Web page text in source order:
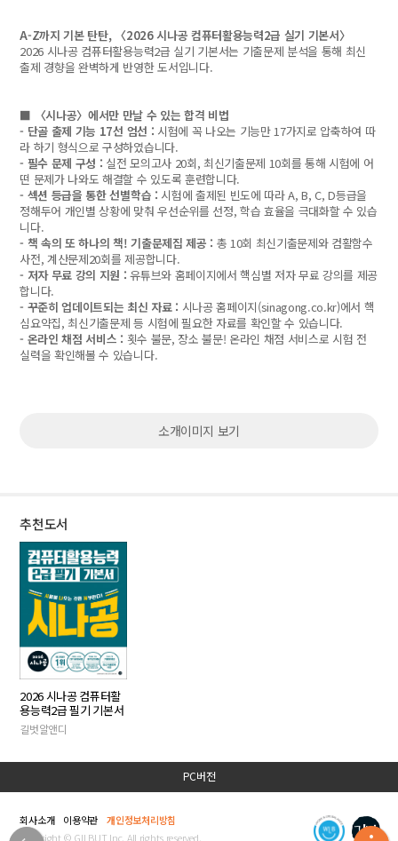
A-Z까지 기본 탄탄, 〈2026 시나공 컴퓨터활용능력2급 실기 기본서〉
2026 시나공 컴퓨터활용능력2급 실기 기본서는 기출문제 분석을 통해 최신
출제 경향을 완벽하게 반영한 도서입니다.
■ 〈시나공〉에서만 만날 수 있는 합격 비법
- 단골 출제 기능 17선 엄선 : 시험에 꼭 나오는 기능만 17가지로 압축하여 따
라 하기 형식으로 구성하였습니다.
- 필수 문제 구성 : 실전 모의고사 20회, 최신기출문제 10회를 통해 시험에 어
떤 문제가 나와도 해결할 수 있도록 훈련합니다.
- 섹션 등급을 통한 선별학습 : 시험에 출제된 빈도에 따라 A, B, C, D등급을
정해두어 개인별 상황에 맞춰 우선순위를 선정, 학습 효율을 극대화할 수 있습
니다.
- 책 속의 또 하나의 책! 기출문제집 제공 : 총 10회 최신기출문제와 컴활함수
사전, 계산문제20회를 제공합니다.
- 저자 무료 강의 지원 :유튜브와 홈페이지에서 핵심별 저자 무료 강의를 제공
합니다.
- 꾸준히 업데이트되는 최신 자료 : 시나공 홈페이지(sinagong.co.kr)에서 핵
심요약집, 최신기출문제 등 시험에 필요한 자료를 확인할 수 있습니다.
- 온라인 채점 서비스 : 횟수 불문, 장소 불문! 온라인 채점 서비스로 시험 전
실력을 확인해볼 수 있습니다.
소개이미지 보기
추천도서
2026 시나공 컴퓨터활
용능력2급 필기 기본서
길벗알앤디
PC버전
회사소개 이용약관
개인정보처리방침
Copyright © GILBUT Inc. All rights reserved.